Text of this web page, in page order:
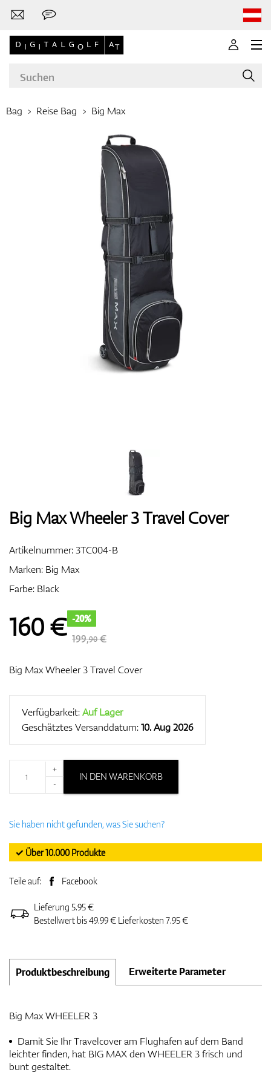
Marken
Golfschläger
Bekleidung
Handschuhe
Schuhe
Bags
Bag Reise Bag Big Max
Big Max Wheeler 3 Travel Cover
Artikelnummer:3TC004-B
Marken: Big Max
Farbe: Black
160€ -20%
199,90€
Big Max Wheeler 3 Travel Cover
Verfügbarkeit:Auf Lager
Geschätztes Versanddatum:10. Aug 2026
+
-
IN DEN WARENKORB
Sie haben nicht gefunden, was Sie suchen?
✓ Über 10.000 Produkte
Teile auf: Facebook
Lieferung 5.95 €
Bestellwert bis 49.99 € Lieferkosten 7.95 €
Produktbeschreibung Erweiterte Parameter
Big Max WHEELER 3
Damit Sie Ihr Travelcover am Flughafen auf dem Band
leichter finden, hat BIG MAX den WHEELER 3 frisch und
bunt gestaltet.